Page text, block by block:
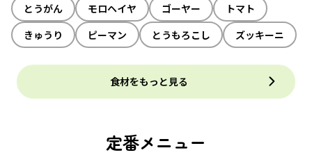
とうがん モロヘイヤ ゴーヤー
トマト
きゅうり
ピーマン とうもろこし ズッキーニ
食材をもっと見る
定番メニュー